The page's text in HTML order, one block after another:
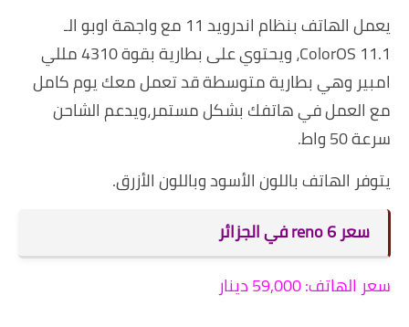
يعمل الهاتف بنظام اندرويد 11 مع واجهة اوبو الـ
ColorOS 11.1، ويحتوي على بطارية بقوة 4310 مللي
امبير وهي بطارية متوسطة قد تعمل معك يوم كامل
مع العمل في هاتفك بشكل مستمر،ويدعم الشاحن
سرعة 50 واط.
يتوفر الهاتف باللون الأسود وباللون الأزرق.
سعر reno 6
في الجزائر
سعر الهاتف: 59,000 دينار